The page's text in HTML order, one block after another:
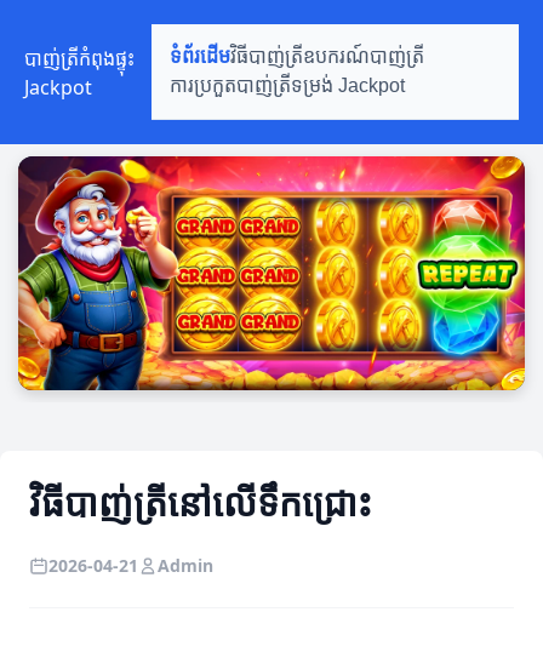
បាញ់ត្រីកំពុងផ្ទុះ
Jackpot
ទំព័រដើមវិធីបាញ់ត្រីឧបករណ៍បាញ់ត្រី
ការប្រកួតបាញ់ត្រីទម្រង់ Jackpot
វិធីបាញ់ត្រីនៅលើទឹកជ្រោះ
2026-04-21 Admin